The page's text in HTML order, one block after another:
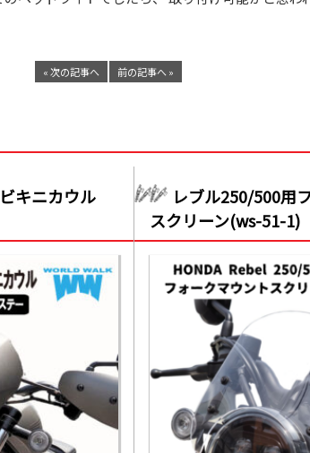
« 次の記事へ 前の記事へ »
キニカウル
レブル250/500用
スクリーン(ws-51-1)